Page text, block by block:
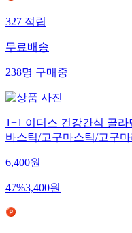
327적립
무료배송
238명구매중
1+1 이더스 건강간식 골
바스틱/고구마스틱/고구
6,400원
47%3,400원